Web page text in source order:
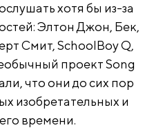
хотя бы из-за
Элтон Джон, Бек,
Смит, SchoolBoy Q,
проект Song
что они до сих пор
изобретательных и
времени.